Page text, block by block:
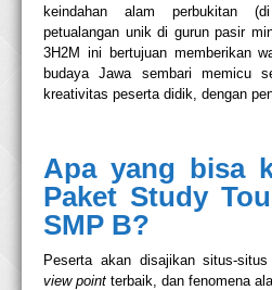
keindahan alam perbukitan
petualangan unik di gurun pasir
3H2M ini bertujuan memberikan
budaya Jawa sembari memicu
kreativitas peserta didik, dengan
Apa yang bisa
Paket Study
SMP B?
Peserta akan disajikan situs-situs
view point terbaik, dan fenomena